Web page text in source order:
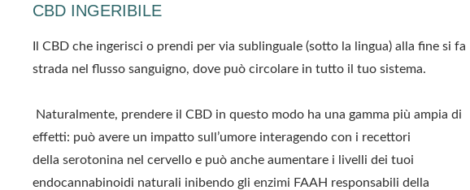
CBD INGERIBILE
Il CBD che ingerisci o prendi per via sublinguale (sotto la lingua) alla fine si fa
strada nel flusso sanguigno, dove può circolare in tutto il tuo sistema.
Naturalmente, prendere il CBD in questo modo ha una gamma più ampia di
effetti: può avere un impatto sull’umore interagendo con i recettori
della serotonina nel cervello e può anche aumentare i livelli dei tuoi
endocannabinoidi naturali inibendo gli enzimi FAAH responsabili della